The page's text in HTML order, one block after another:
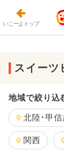
いこーよトップ
スイーツ
地域で絞り込
北陸･甲信
関西